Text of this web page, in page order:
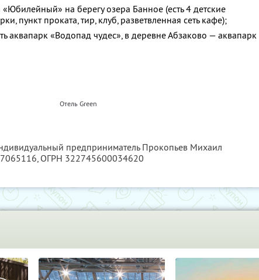
«Юбилейный» на берегу озера Банное (есть 4 детские
пункт проката, тир, клуб, разветвленная сеть кафе);
аквапарк «Водопад чудес», в деревне Абзаково — аквапарк
Отель Green
предприниматель Прокопьев Михаил
, ОГРН 322745600034620